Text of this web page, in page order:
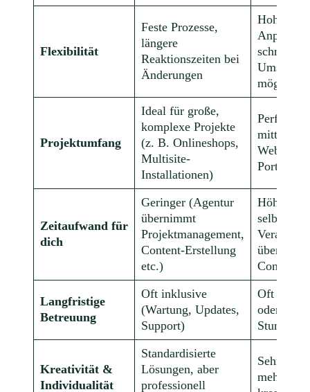
Flexibilität
Feste Prozesse,
längere
Reaktionszeiten bei
Änderungen
Hohe
schnelle
möglich
Projektumfang
Ideal für große,
komplexe Projekte
(z. B. Onlineshops,
Multisite-
Installationen)
Perfekt
Portfolios
Zeitaufwand für
dich
Geringer (Agentur
übernimmt
Projektmanagement,
Content-Erstellung
etc.)
Höher
selbst
Content
Langfristige
Betreuung
Oft inklusive
(Wartung, Updates,
Support)
Oft
oder auf
Kreativität &
Individualität
Standardisierte
Lösungen, aber
professionell
Sehr
mehr